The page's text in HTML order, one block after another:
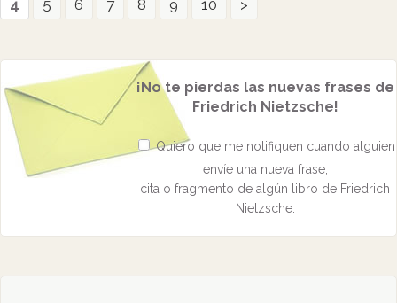
4
5 6 7 8 9 10 >
¡No te pierdas las nuevas frases de
Friedrich Nietzsche!
Quiero que me notifiquen cuando alguien
envíe una nueva frase,
cita o fragmento de algún libro de Friedrich
Nietzsche.